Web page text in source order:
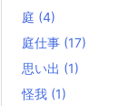
庭 (4)
庭仕事 (17)
思い出 (1)
怪我 (1)